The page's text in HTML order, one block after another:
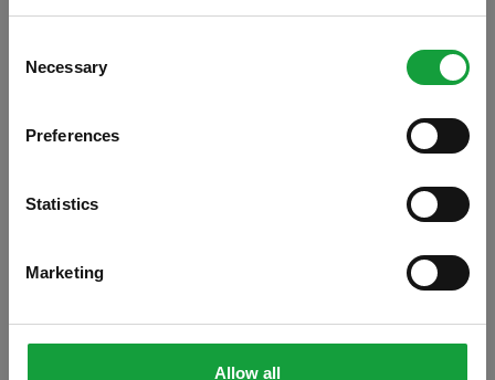
Selection
Necessary
Preferences
Statistics
Marketing
Allow all
È partito solo da un paio di settimane iltour
ISCRIVITI ALLA NEWSLETTER
Resta aggiornato su tutte le ultime novita nel campo